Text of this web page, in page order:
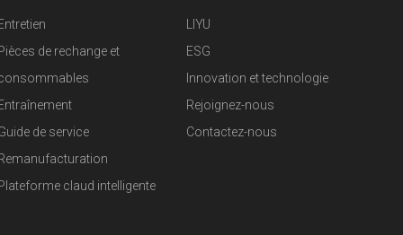
de rechange et
de service
claud intelligente
LIYU
ESG
Innovation et technologie
Rejoignez-nous
Contactez-nous